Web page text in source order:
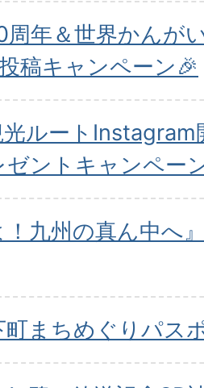
周年＆世界かんが
稿キャンペーン🎉
光ルート
ゼントキャンペー
！九州の真ん中へ
まちめぐりパス